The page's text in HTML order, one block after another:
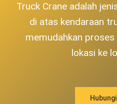
Truck Crane adalah
di atas kendaraan
memudahkan
lokasi ke